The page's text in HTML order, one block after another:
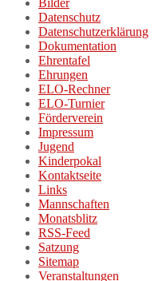
Bilder
Datenschutz
Datenschutzerklärung
Dokumentation
Ehrentafel
Ehrungen
ELO-Rechner
ELO-Turnier
Förderverein
Impressum
Jugend
Kinderpokal
Kontaktseite
Links
Mannschaften
Monatsblitz
RSS-Feed
Satzung
Sitemap
Veranstaltungen